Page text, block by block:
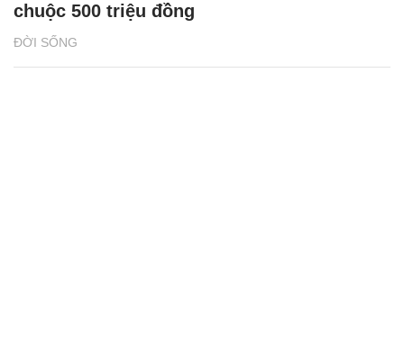
ĐỜI SỐNG
chuộc 500 triệu đồng